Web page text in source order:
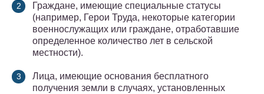
Граждане, имеющие специальные статусы
(например, Герои Труда, некоторые категории
военнослужащих или граждане, отработавшие
определенное количество лет в сельской
местности).
Лица, имеющие основания бесплатного
получения земли в случаях, установленных